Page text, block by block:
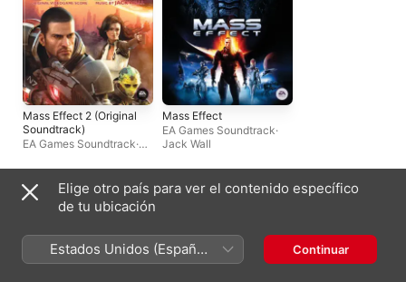
Mass Effect 2 (Original
Soundtrack)
EA Games Soundtrack·
Mass Effect
EA Games Soundtrack·
Jack Wall
México English (UK)
Copyright © 2026 Apple Inc. Todos los derechos reservados.
Términos del servicio de Internet
Apple Music y privacidad
Elige otro país para ver el contenido específico
de tu ubicación
Estados Unidos (Español
México)
Continuar